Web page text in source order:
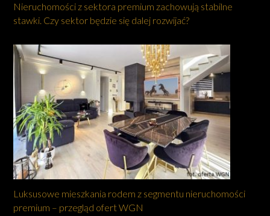
Nieruchomości z sektora premium zachowują stabilne
stawki. Czy sektor będzie się dalej rozwijać?
Luksusowe mieszkania rodem z segmentu nieruchomości
premium – przegląd ofert WGN